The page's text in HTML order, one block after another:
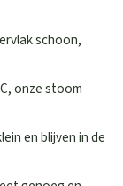
schoon,
onze stoom
en blijven in de